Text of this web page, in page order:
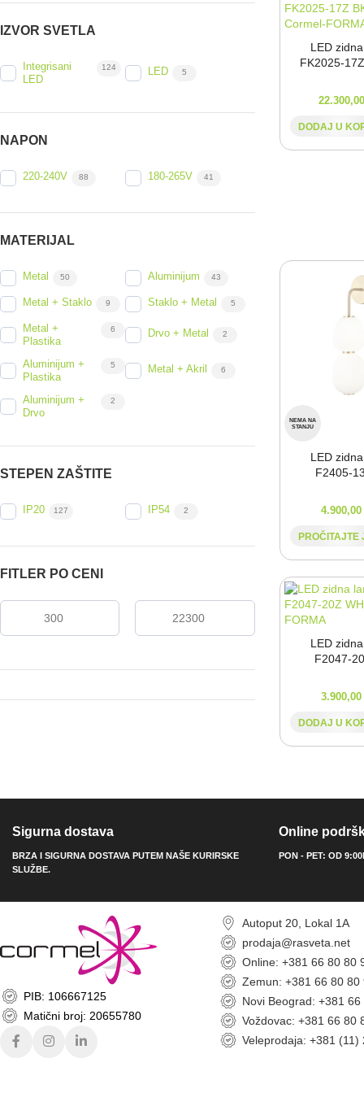
10W / SMD2835 1 20W / SMD2835 1
30W / SMD2835
IZVOR SVETLA
Integrisani
LED
124 LED 5
NAPON
220-240V 88 180-265V 41
MATERIJAL
Metal 50 Aluminijum 43
Metal + Staklo 9 Staklo + Metal 5
Metal +
Plastika
6 Drvo + Metal 2
Aluminijum +
Plastika
5 Metal + Akril 6
Aluminijum +
Drvo
2
STEPEN ZAŠTITE
IP20 127 IP54 2
FITLER PO CENI
LED
FK2025-⁠
22.300,00
DODAJ U
NEMA NA
STANJU
LED
F2405-⁠
4.900,00
PROČITAJTE
LED
F2047-⁠
3.900,00
DODAJ U
Sigurna dostava
BRZA I SIGURNA DOSTAVA PUTEM NAŠE KURIRSKE
SLUŽBE.
Online
PON - PET: OD
PIB: 106667125
Matični broj: 20655780
Autoput 20, Lokal 1A
prodaja@rasveta.net
Online: +381 66 80 80
Zemun: +381 66 80 80
Novi Beograd: +381 66
Voždovac: +381 66 80
Veleprodaja: +381 (11)